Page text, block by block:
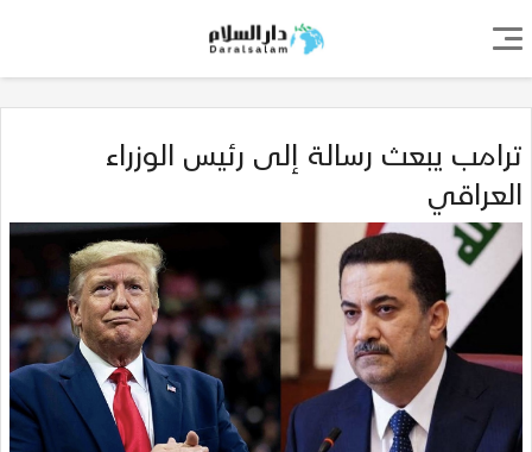
ترامب يبعث رسالة إلى رئيس الوزراء
العراقي